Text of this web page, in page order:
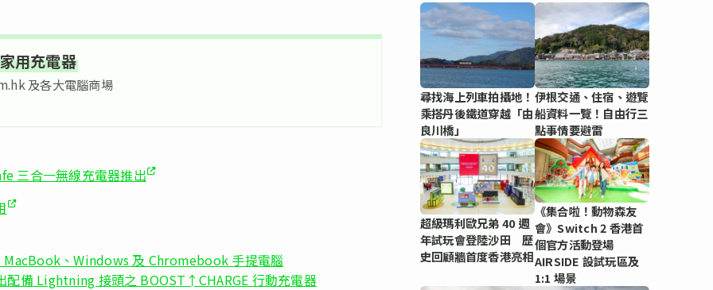
用充電器
及各大電腦商場
三合一無線充電器推出
、Windows 及 Chromebook 手提電腦
備 Lightning 接頭之 BOOST↑CHARGE 行動充電器
尋找海上列車拍攝地！
乘搭丹後鐵道穿越「由
良川橋」
伊根交通、住宿、遊覽
船資料一覽！自由行三
點事情要避雷
超級瑪利歐兄弟 40 週
年試玩會登陸沙田 歷
史回顧牆首度香港亮相
《集合啦！動物森友
會》Switch 2 香港首
個官方活動登場
AIRSIDE 設試玩區及
1:1 場景